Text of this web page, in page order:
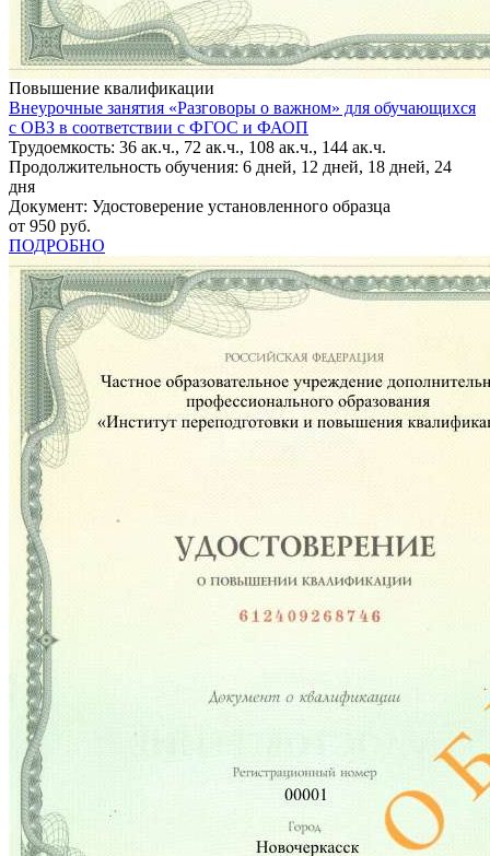
Повышение квалификации
Внеурочные занятия «Разговоры о важном» для обучающихся
с ОВЗ в соответствии с ФГОС и ФАОП
Трудоемкость: 36 ак.ч., 72 ак.ч., 108 ак.ч., 144 ак.ч.
Продолжительность обучения: 6 дней, 12 дней, 18 дней, 24
дня
Документ: Удостоверение установленного образца
от 950 руб.
ПОДРОБНО